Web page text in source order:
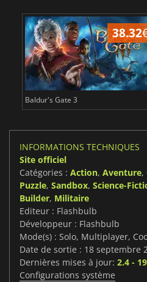
38.32
Baldur's Gate 3
INFORMATIONS TECHNIQUES
Site officiel
Catégories : Action, Aventure,
Puzzle, Sandbox, Science-
Builder, Militaire
Editeur : Flashbulb
Développeur : Flashbulb
Mode(s) : Solo, Multiplayer,
Date de sortie : 18 septembre
Dernières mises à jour: 2.4 -
Configurations système